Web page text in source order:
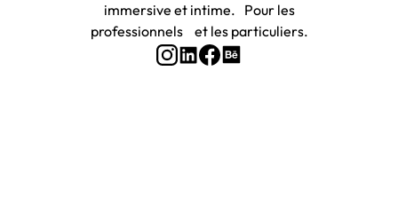
immersive et intime. Pour les
professionnels et les particuliers.